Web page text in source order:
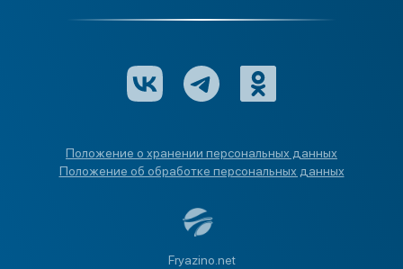
Положение о хранении персональных данных
Положение об обработке персональных данных
Fryazino.net